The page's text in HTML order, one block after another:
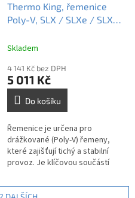
Thermo King, řemenice
Poly-V, SLX / SLXe / SLXi,
Skladem
4 141 Kč bez DPH
5 011 Kč
Do košíku
Řemenice je určena pro
drážkované (Poly-V) řemeny,
které zajišťují tichý a stabilní
provoz. Je klíčovou součástí
systému pohonu chladicí